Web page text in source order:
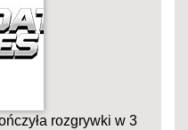
rozgrywki w 3